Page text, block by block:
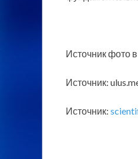
Источник фото
Источник:
Источник: